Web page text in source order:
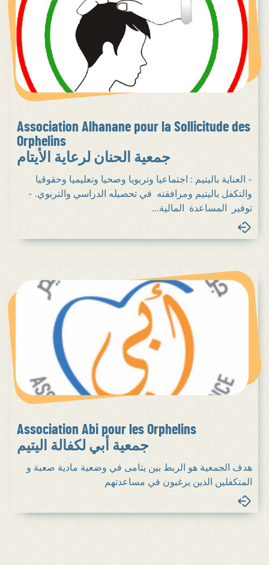
Association Alhanane pour la Sollicitude des
Orphelins
جمعية الحنان لرعاية الأيتام
- العناية باليتيم : اجتماعيا وتربويا وصحيا وتعليميا وحقوقيا
والتكفل باليتيم ومرافقته في تحصيله الدراسي والتربوي. -
توفير المساعدة المالية...
Association Abi pour les Orphelins
جمعية أبي لكفالة اليتيم
هدف الجمعية هو الربط بين يتامى في وضعية مادية صعبة و
المتكفلين الذين يرغبون في مساعدتهم